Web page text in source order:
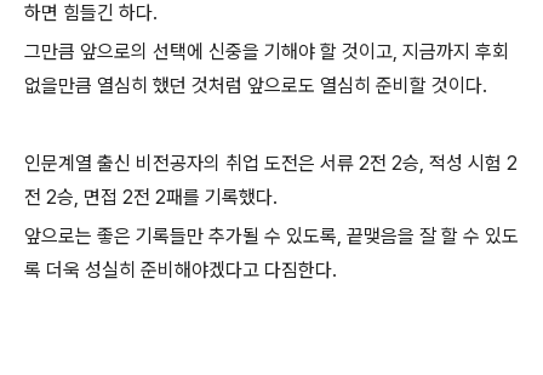
하면 힘들긴 하다.
그만큼 앞으로의 선택에 신중을 기해야 할 것이고, 지금까지 후회
없을만큼 열심히 했던 것처럼 앞으로도 열심히 준비할 것이다.
인문계열 출신 비전공자의 취업 도전은 서류 2전 2승, 적성 시험 2
전 2승, 면접 2전 2패를 기록했다.
앞으로는 좋은 기록들만 추가될 수 있도록, 끝맺음을 잘 할 수 있도
록 더욱 성실히 준비해야겠다고 다짐한다.